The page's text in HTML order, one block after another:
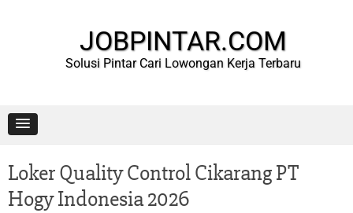
JOBPINTAR.COM
Solusi Pintar Cari Lowongan Kerja Terbaru
Loker Quality Control Cikarang PT
Hogy Indonesia 2026